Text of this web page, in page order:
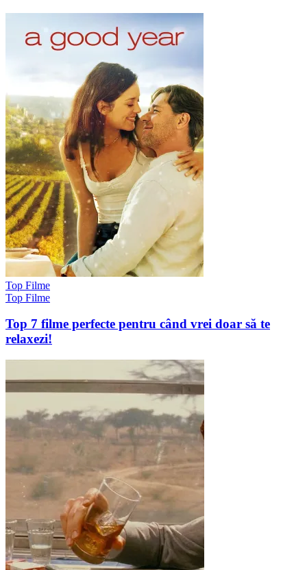
Top Filme
Top Filme
Top 7 filme perfecte pentru când vrei doar să te
relaxezi!